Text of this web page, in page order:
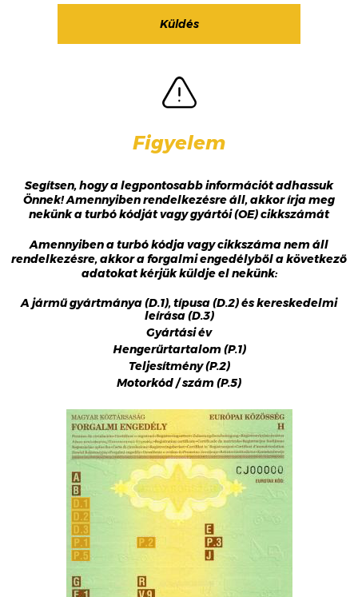
Figyelem
Segítsen, hogy a legpontosabb információt adhassuk
Önnek! Amennyiben rendelkezésre áll, akkor írja meg
nekünk a turbó kódját vagy gyártói (OE) cikkszámát
Amennyiben a turbó kódja vagy cikkszáma nem áll
rendelkezésre, akkor a forgalmi engedélyből a következő
adatokat kérjük küldje el nekünk:
A jármű gyártmánya (D.1), típusa (D.2) és kereskedelmi
leírása (D.3)
Gyártási év
Hengerűrtartalom (P.1)
Teljesítmény (P.2)
Motorkód / szám (P.5)